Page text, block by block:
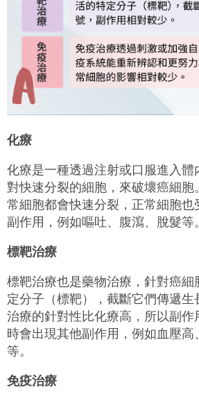
化療
化療是一種透過注射或口服進入
對快速分裂的細胞，來破壞癌細胞
常細胞都會快速分裂，正常細胞
副作用，例如嘔吐、腹瀉、脫髮等。
標靶治療
標靶治療也是藥物治療，針對癌
定分子（標靶），截斷它們傳遞
治療的針對性比化療高，所以副作
時會出現其他副作用，例如血壓高
等。
免疫治療